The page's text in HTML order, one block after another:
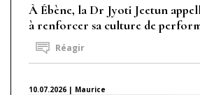
À Ébène, la Dr Jyoti Jeetun
à renforcer sa culture de
Réagir
10.07.2026 | Maurice